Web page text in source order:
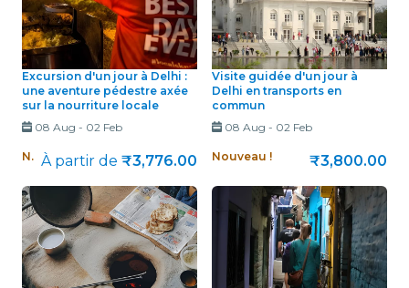
Excursion d'un jour à Delhi :
une aventure pédestre axée
sur la nourriture locale
08 Aug - 02 Feb
Nouveau ! À partir de ₹3,776.00
Visite guidée d'un jour à
Delhi en transports en
commun
08 Aug - 02 Feb
Nouveau ! ₹3,800.00